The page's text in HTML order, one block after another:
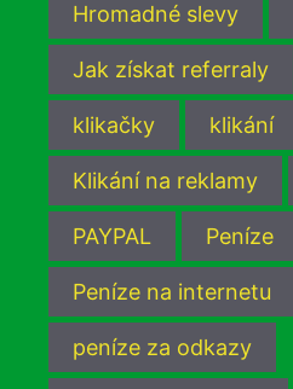
Hromadné slevy
Jak získat referraly
klikačky klikání
Klikání na reklamy
PAYPAL Peníze
Peníze na internetu
peníze za odkazy